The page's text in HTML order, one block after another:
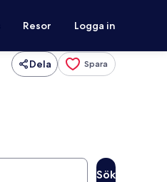
Resor Logga in
Dela Spara
Sök